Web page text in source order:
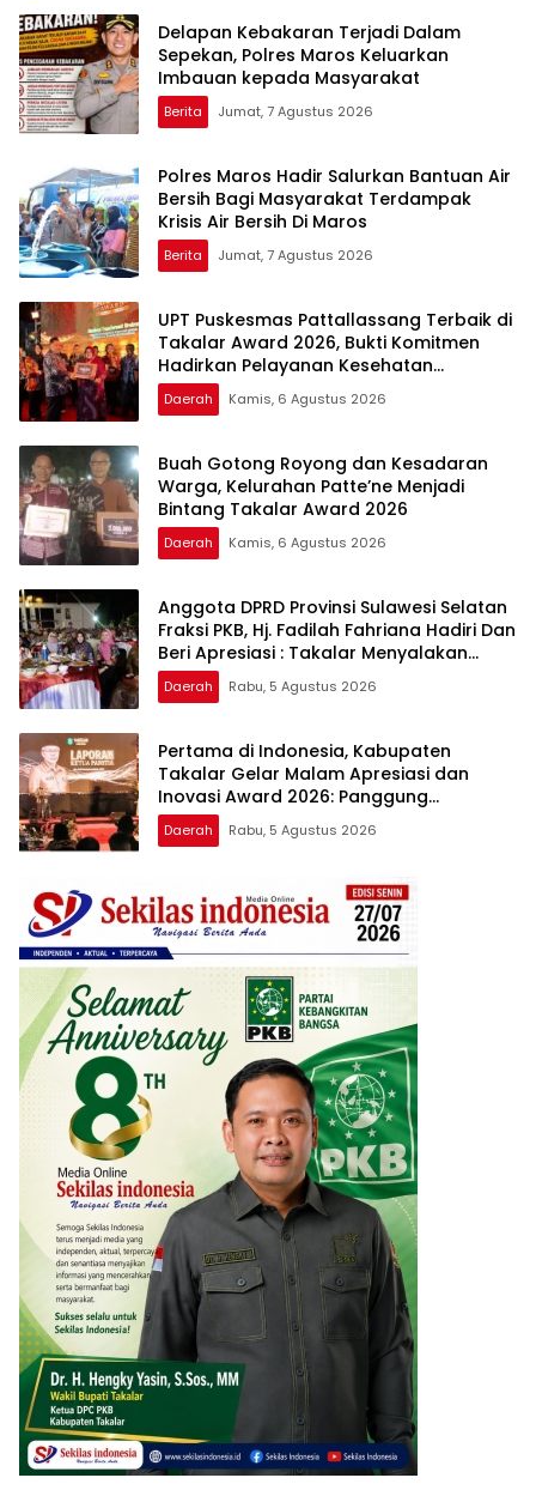
Delapan Kebakaran Terjadi Dalam
Sepekan, Polres Maros Keluarkan
Imbauan kepada Masyarakat
Berita Jumat, 7 Agustus 2026
Polres Maros Hadir Salurkan Bantuan Air
Bersih Bagi Masyarakat Terdampak
Krisis Air Bersih Di Maros
Berita Jumat, 7 Agustus 2026
UPT Puskesmas Pattallassang Terbaik di
Takalar Award 2026, Bukti Komitmen
Hadirkan Pelayanan Kesehatan
Berkualitas
Daerah Kamis, 6 Agustus 2026
Buah Gotong Royong dan Kesadaran
Warga, Kelurahan Patte’ne Menjadi
Bintang Takalar Award 2026
Daerah Kamis, 6 Agustus 2026
Anggota DPRD Provinsi Sulawesi Selatan
Fraksi PKB, Hj. Fadilah Fahriana Hadiri Dan
Beri Apresiasi : Takalar Menyalakan
Lentera Pengabdian Melalui Malam
Apresiasi dan Inovasi Award 2026
Daerah Rabu, 5 Agustus 2026
Pertama di Indonesia, Kabupaten
Takalar Gelar Malam Apresiasi dan
Inovasi Award 2026: Panggung
Penghargaan bagi Pelayan Publik
Berprestasi
Daerah Rabu, 5 Agustus 2026